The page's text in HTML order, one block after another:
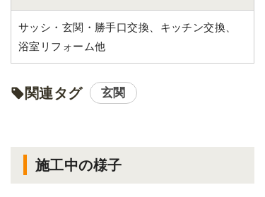
サッシ・玄関・勝手口交換、キッチン交換、
浴室リフォーム他
関連タグ 玄関
施工中の様子